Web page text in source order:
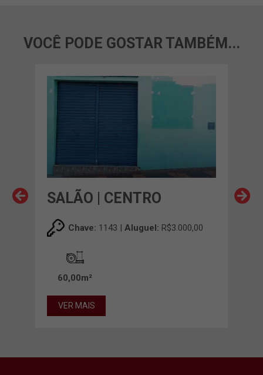
VOCÊ PODE GOSTAR TAMBÉM...
SALÃO | CENTRO
Chave: 1143 | Aluguel: R$3.000,00
60,00m²
VER MAIS